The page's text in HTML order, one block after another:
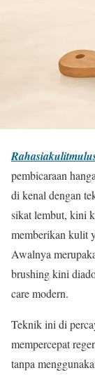
pembicaraan
di kenal dengan
sikat lembut, kini
memberikan kulit
Awalnya
brushing kini
care modern.
Teknik ini di
mempercepat
tanpa